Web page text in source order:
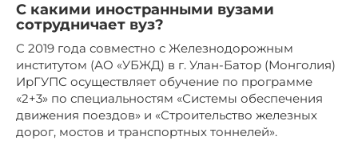
С какими иностранными вузами
сотрудничает вуз?
C 2019 года совместно с Железнодорожным
институтом (АО «УБЖД) в г. Улан-Батор (Монголия)
ИрГУПС осуществляет обучение по программе
«2+3» по специальностям «Системы обеспечения
движения поездов» и «Строительство железных
дорог, мостов и транспортных тоннелей».